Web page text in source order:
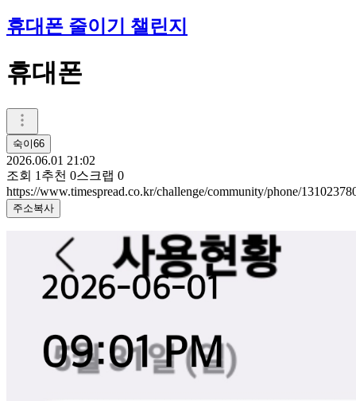
휴대폰 줄이기 챌린지
휴대폰
숙이66
2026.06.01 21:02
조회 1 추천 0스크랩 0
https://www.timespread.co.kr/challenge/community/phone/
주소복사